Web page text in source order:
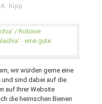
A. Kipp
wir würden gerne eine
und sind dabei auf die
auf Ihrer Website
die heimschen Bienen